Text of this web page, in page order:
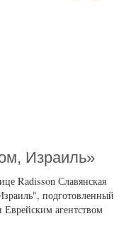
Израиль»
Radisson Славянская
подготовленный
агентством